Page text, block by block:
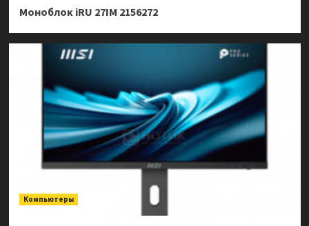
Моноблок iRU 27IM 2156272
Компьютеры